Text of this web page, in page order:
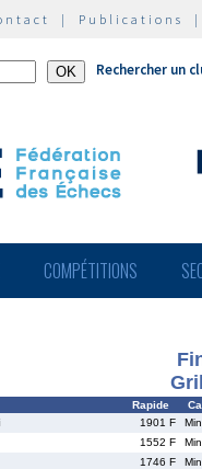
| Publications
Rechercher un
COMPÉTITIONS
Rapide
1901 F
1552 F
1746 F